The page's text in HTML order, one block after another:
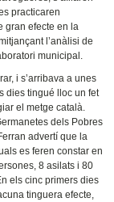
practicaren
gran efecte en la
l’anàlisi de
municipal.
i s’arribava a unes
dies tingué lloc un fet
el metge català.
dels Pobres
advertí que la
es feren constar en
8 asilats i 80
els cinc primers dies
tinguera efecte,